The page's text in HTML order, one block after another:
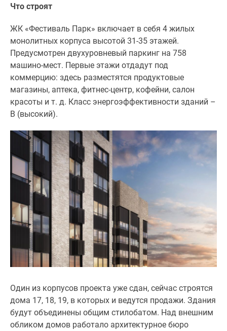
Дзен
места
Апартаменты
#траншевая
ипотека
#рассрочка
ИТ-
ипотека
Квартиры
скидками
Видео
новостроек
Субсидированная
застройщиком
Поиск
дома
Москве
Программа
реновации
Что строят
ЖК «Фестиваль Парк» включает в себя 4 жилых
монолитных корпуса высотой 31-35 этажей.
Предусмотрен двухуровневый паркинг на 758
машино-мест. Первые этажи отдадут под
коммерцию: здесь разместятся продуктовые
магазины, аптека, фитнес-центр, кофейни, салон
красоты и т. д. Класс энергоэффективности зданий –
В (высокий).
Один из корпусов проекта уже сдан, сейчас строятся
дома 17, 18, 19, в которых и ведутся продажи. Здания
будут объединены общим стилобатом. Над внешним
обликом домов работало архитектурное бюро